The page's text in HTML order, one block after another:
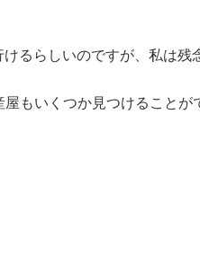
るらしいのですが、私は残
もいくつか見つけること